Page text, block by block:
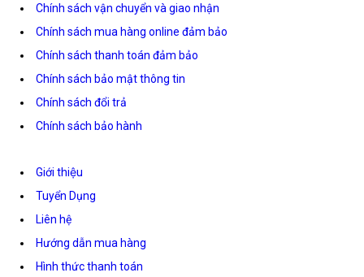
Chính sách vận chuyển và giao nhận
Chính sách mua hàng online đảm bảo
Chính sách thanh toán đảm bảo
Chính sách bảo mật thông tin
Chính sách đổi trả
Chính sách bảo hành
Giới thiệu
Tuyển Dụng
Liên hệ
Hướng dẫn mua hàng
Hình thức thanh toán